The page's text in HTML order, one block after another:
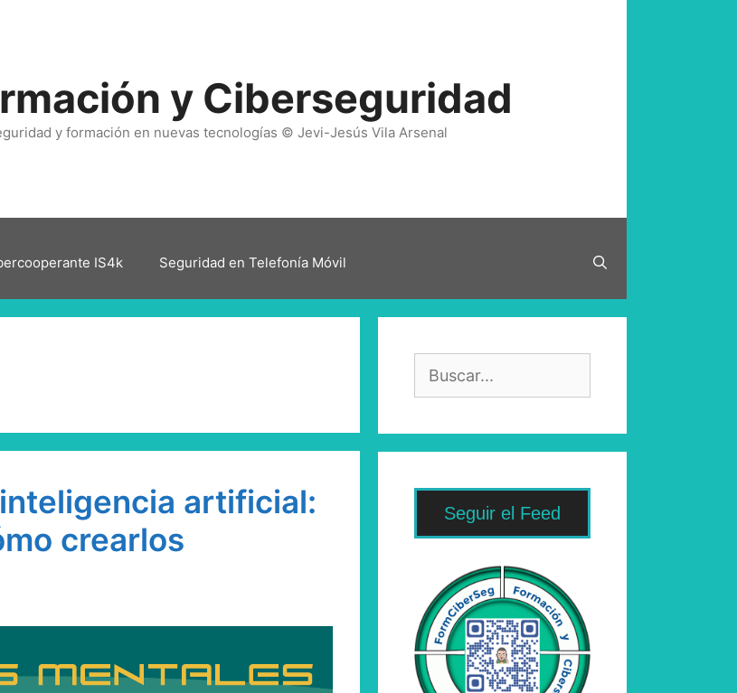
y Ciberseguridad
y formación en nuevas tecnologías © Jevi-Jesús Vila Arsenal
IS4k Seguridad en Telefonía Móvil
artificial:
crearlos
Seguir el Feed